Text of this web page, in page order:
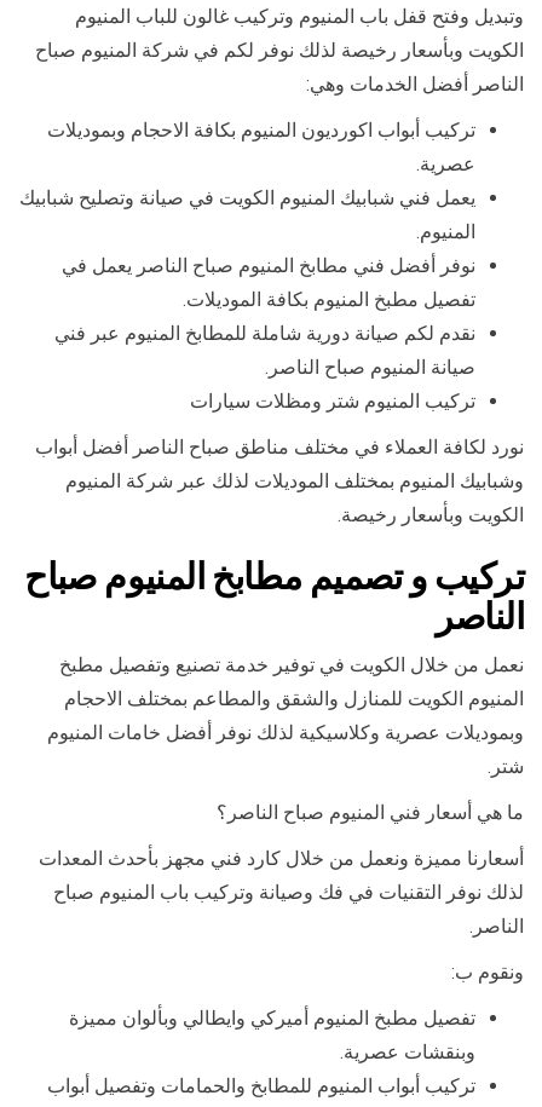
وتبديل وفتح قفل باب المنيوم وتركيب غالون للباب المنيوم
الكويت وبأسعار رخيصة لذلك نوفر لكم في شركة المنيوم صباح
الناصر أفضل الخدمات وهي:
تركيب أبواب اكورديون المنيوم بكافة الاحجام وبموديلات
عصرية.
يعمل فني شبابيك المنيوم الكويت في صيانة وتصليح شبابيك
المنيوم.
نوفر أفضل فني مطابخ المنيوم صباح الناصر يعمل في
تفصيل مطبخ المنيوم بكافة الموديلات.
نقدم لكم صيانة دورية شاملة للمطابخ المنيوم عبر فني
صيانة المنيوم صباح الناصر.
تركيب المنيوم شتر ومظلات سيارات
نورد لكافة العملاء في مختلف مناطق صباح الناصر أفضل أبواب
وشبابيك المنيوم بمختلف الموديلات لذلك عبر شركة المنيوم
الكويت وبأسعار رخيصة.
تركيب و تصميم مطابخ المنيوم صباح
الناصر
نعمل من خلال الكويت في توفير خدمة تصنيع وتفصيل مطبخ
المنيوم الكويت للمنازل والشقق والمطاعم بمختلف الاحجام
وبموديلات عصرية وكلاسيكية لذلك نوفر أفضل خامات المنيوم
شتر.
ما هي أسعار فني المنيوم صباح الناصر؟
أسعارنا مميزة ونعمل من خلال كارد فني مجهز بأحدث المعدات
لذلك نوفر التقنيات في فك وصيانة وتركيب باب المنيوم صباح
الناصر.
ونقوم ب:
تفصيل مطبخ المنيوم أميركي وايطالي وبألوان مميزة
وبنقشات عصرية.
تركيب أبواب المنيوم للمطابخ والحمامات وتفصيل أبواب